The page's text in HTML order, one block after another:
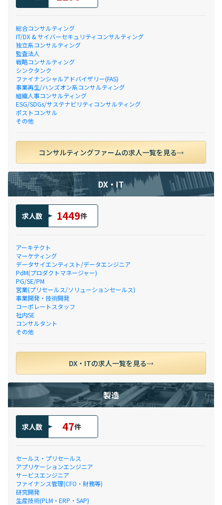
総合コンサルティング
IT/DX & サイバーセキュリティコンサルティング
独立系コンサルティング
監査法人
戦略コンサルティング
シンクタンク
ファイナンシャルアドバイザリー(FAS)
事業再生/ハンズオン系コンサルティング
組織人事コンサルティング
ESG/SDGs/サステナビリティコンサルティング
ポストコンサル
その他
コンサルティングファームの求人一覧を見る
DX・IT
求人数 1449件
アーキテクト
マーケティング
データサイエンティスト/データエンジニア
PdM(プロダクトマネージャー)
PG/SE/PM
営業(プリセールス/ソリューションセールス)
事業開発・技術開発
コーポレートスタッフ
社内SE
コンサルタント
その他
DX・ITの求人一覧を見る
製造
求人数 47件
セールス・プリセールス
アプリケーションエンジニア
サービスエンジニア
ファイナンス管理(CFO・財務等)
研究開発
生産技術(PLM・ERP・SAP)